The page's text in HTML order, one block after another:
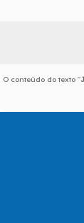
O conteúdo do texto "